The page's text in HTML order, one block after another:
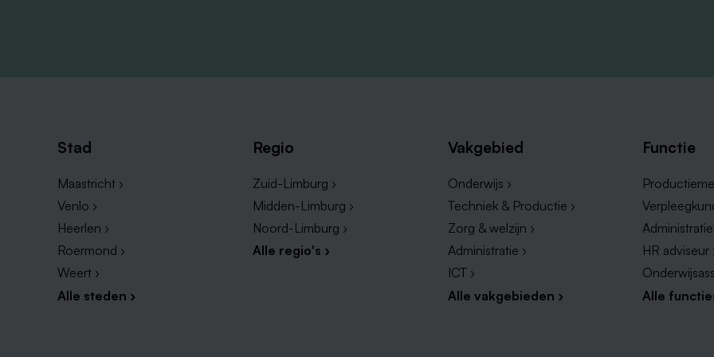
Stad
Maastricht ›
Venlo ›
Heerlen ›
Roermond ›
Weert ›
Alle steden ›
Regio
Zuid-Limburg ›
Midden-Limburg ›
Noord-Limburg ›
Alle regio's ›
Vakgebied
Onderwijs ›
Techniek & Productie ›
Zorg & welzijn ›
Administratie ›
ICT ›
Alle vakgebieden ›
Functie
HR adviseur
Alle